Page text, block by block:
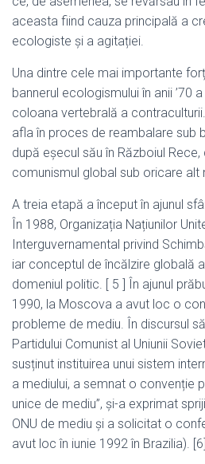
aceasta fiind cauza principală a
ecologiste și a agitației.
Una dintre cele mai importante
bannerul ecologismului în anii ’70
coloana vertebrală a
afla în proces de reambalare sub
după eșecul său în Războiul
comunismul global sub oricare alt
A treia etapă a început în ajunul
În 1988, Organizația Națiunilor
Interguvernamental privind
iar conceptul de încălzire globală
domeniul politic. [ 5 ] În ajunul
1990, la Moscova a avut loc o
probleme de mediu. În discursul
Partidului Comunist al Uniunii
susținut instituirea unui sistem
a mediului, a semnat o convenție
unice de mediu”, și-a exprimat
ONU de mediu și a solicitat o
avut loc în iunie 1992 în Brazilia). [6]